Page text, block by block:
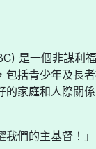
是一個非謀利
括青少年及長
家庭和人際關
們的主基督！」